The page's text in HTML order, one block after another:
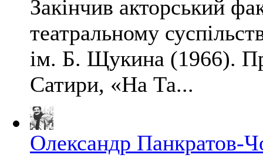
Закінчив акторський
театральному
ім. Б. Щукина (1966).
Сатири, «На Та...
Олександр Панкратов-